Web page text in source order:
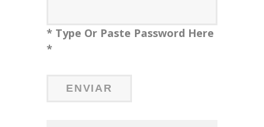
* Type Or Paste Password Here
*